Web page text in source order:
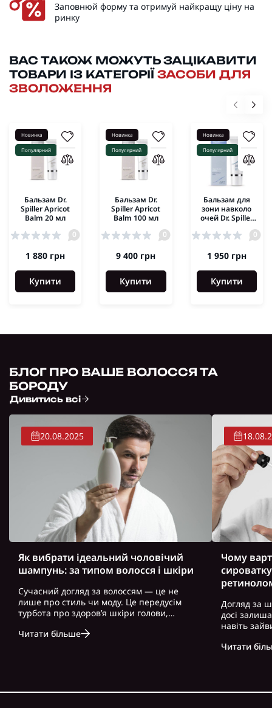
Заповнюй форму та отримуй найкращу ціну на
ринку
ВАС ТАКОЖ МОЖУТЬ ЗАЦІКАВИТИ
ТОВАРИ ІЗ КАТЕГОРІЇ ЗАСОБИ ДЛЯ
ЗВОЛОЖЕННЯ
Новинка
Популярний
Бальзам Dr.
Spiller Apricot
Balm 20 мл
0
1 880 грн
Купити
Новинка
Популярний
Бальзам Dr.
Spiller Apricot
Balm 100 мл
0
9 400 грн
Купити
Новинка
Популярний
Бальзам для
зони навколо
очей Dr. Spiller
Balm 20 мл
0
1 950 грн
Купити
БЛОГ ПРО ВАШЕ ВОЛОССЯ ТА
БОРОДУ
Дивитись всі
20.08.2025
Як вибрати ідеальний чоловічий
шампунь: за типом волосся і шкіри
Сучасний догляд за волоссям — це не
лише про стиль чи моду. Це передусім
турбота про здоров’я шкіри голови,
актуально для чоловіків, які часто
Читати більше
Чому
Догляд за
досі
навіть
косметику.
Читати